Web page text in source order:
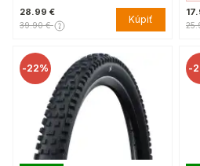
28.99 €
39.90 € Kúpiť
-22% -